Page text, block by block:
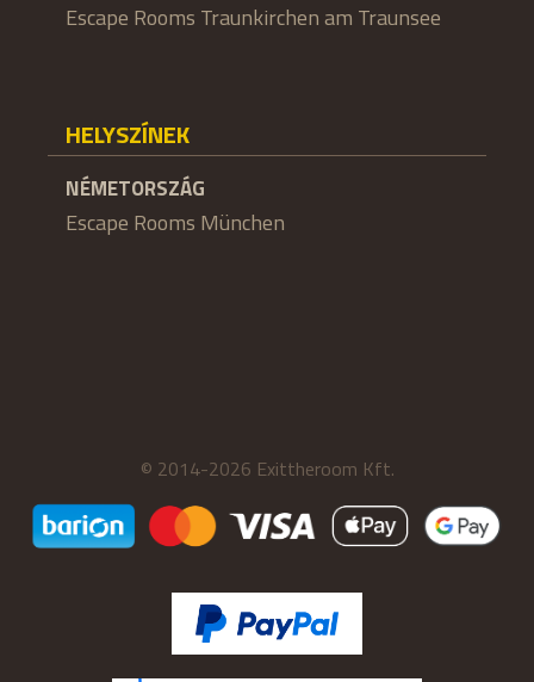
Escape Rooms Traunkirchen am Traunsee
HELYSZÍNEK
NÉMETORSZÁG
Escape Rooms München
© 2014-2026 Exittheroom Kft.